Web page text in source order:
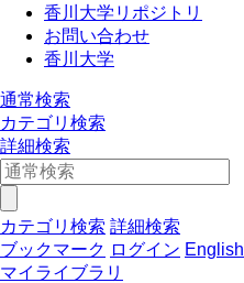
香川大学リポジトリ
お問い合わせ
香川大学
通常検索
カテゴリ検索
詳細検索
カテゴリ検索 詳細検索
ブックマーク ログイン English
マイライブラリ